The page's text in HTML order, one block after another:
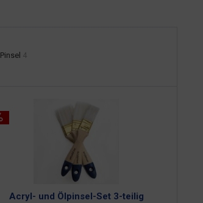
Pinsel 4
Acryl- und Ölpinsel-Set 3-teilig